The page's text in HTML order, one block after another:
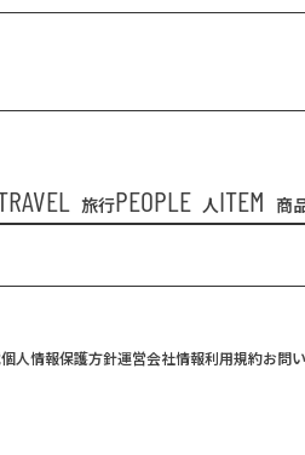
旅行PEOPLE 人ITEM 商
個人情報保護方針運営会社情報利用規約お問